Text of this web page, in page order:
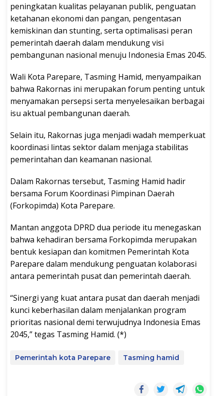
peningkatan kualitas pelayanan publik, penguatan
ketahanan ekonomi dan pangan, pengentasan
kemiskinan dan stunting, serta optimalisasi peran
pemerintah daerah dalam mendukung visi
pembangunan nasional menuju Indonesia Emas 2045.
Wali Kota Parepare, Tasming Hamid, menyampaikan
bahwa Rakornas ini merupakan forum penting untuk
menyamakan persepsi serta menyelesaikan berbagai
isu aktual pembangunan daerah.
Selain itu, Rakornas juga menjadi wadah memperkuat
koordinasi lintas sektor dalam menjaga stabilitas
pemerintahan dan keamanan nasional.
Dalam Rakornas tersebut, Tasming Hamid hadir
bersama Forum Koordinasi Pimpinan Daerah
(Forkopimda) Kota Parepare.
Mantan anggota DPRD dua periode itu menegaskan
bahwa kehadiran bersama Forkopimda merupakan
bentuk kesiapan dan komitmen Pemerintah Kota
Parepare dalam mendukung penguatan kolaborasi
antara pemerintah pusat dan pemerintah daerah.
“Sinergi yang kuat antara pusat dan daerah menjadi
kunci keberhasilan dalam menjalankan program
prioritas nasional demi terwujudnya Indonesia Emas
2045,” tegas Tasming Hamid. (*)
Pemerintah kota Parepare Tasming hamid